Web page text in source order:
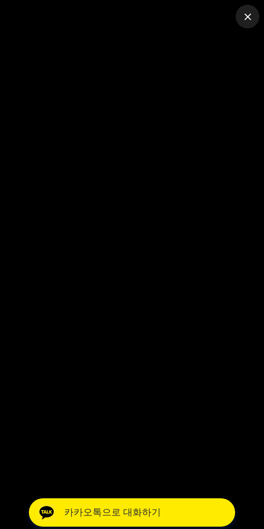
카카오톡으로 대화하기